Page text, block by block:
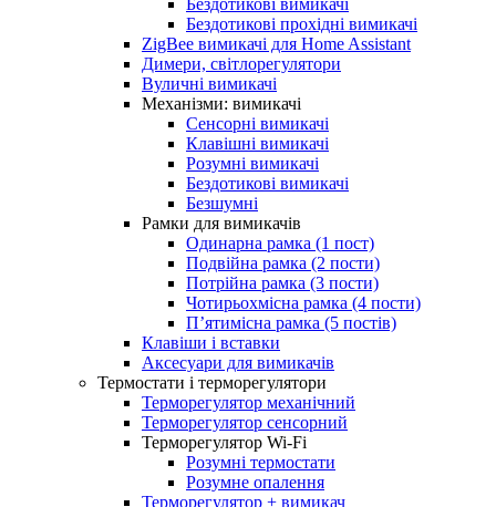
Бездотикові прохідні вимикачі
ZigBee вимикачі для Home Assistant
Димери, світлорегулятори
Вуличні вимикачі
Механізми: вимикачі
Сенсорні вимикачі
Клавішні вимикачі
Розумні вимикачі
Бездотикові вимикачі
Безшумні
Рамки для вимикачів
Одинарна рамка (1 пост)
Подвійна рамка (2 пости)
Потрійна рамка (3 пости)
Чотирьохмісна рамка (4 пости)
П’ятимісна рамка (5 постів)
Клавіши і вставки
Аксесуари для вимикачів
Термостати і терморегулятори
Терморегулятор механічний
Терморегулятор сенсорний
Терморегулятор Wi-Fi
Розумні термостати
Розумне опалення
Терморегулятор + вимикач